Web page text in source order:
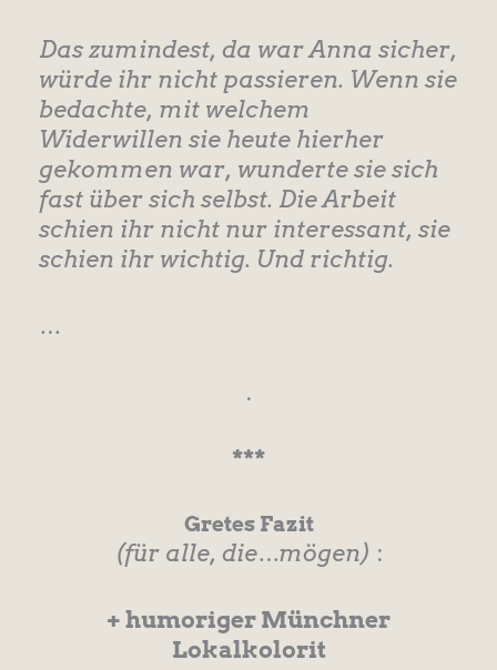
Das zumindest, da war Anna sicher,
würde ihr nicht passieren. Wenn sie
bedachte, mit welchem
Widerwillen sie heute hierher
gekommen war, wunderte sie sich
fast über sich selbst. Die Arbeit
schien ihr nicht nur interessant, sie
schien ihr wichtig. Und richtig.
…
.
***
Gretes Fazit
(für alle, die…mögen) :
+ humoriger Münchner
Lokalkolorit